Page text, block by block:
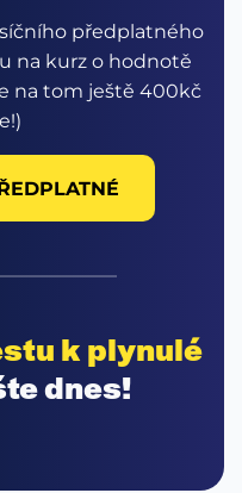
předplatného
na kurz o hodnotě
na tom ještě 400kč
k plynulé
dnes!